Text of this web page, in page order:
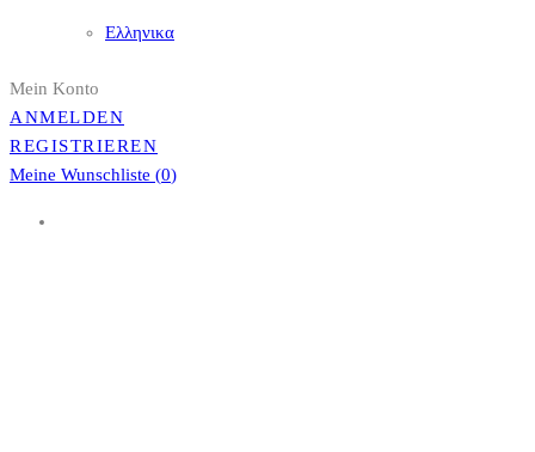
Ελληνικα
Mein Konto
ANMELDEN
REGISTRIEREN
Meine Wunschliste (0)